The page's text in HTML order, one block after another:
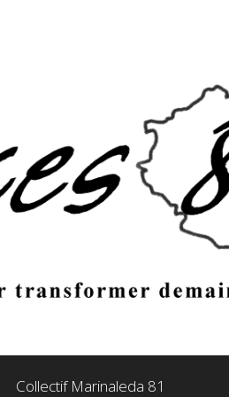
Collectif Marinaleda 81